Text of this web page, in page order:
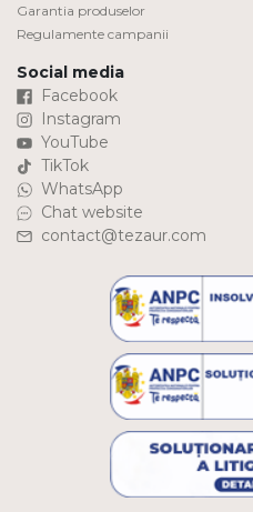
Garantia produselor
Regulamente campanii
Social media
Facebook
Instagram
YouTube
TikTok
WhatsApp
Chat website
contact@tezaur.com